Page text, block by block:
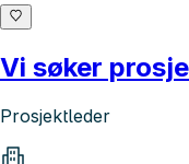
Vi søker
Prosjektleder